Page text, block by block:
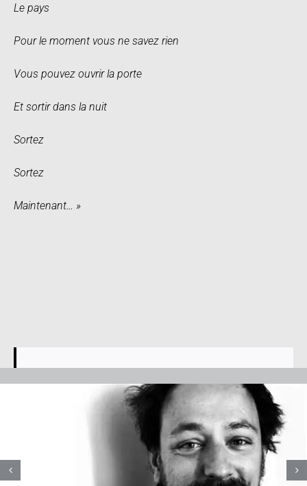
Le pays
Pour le moment vous ne savez rien
Vous pouvez ouvrir la porte
Et sortir dans la nuit
Sortez
Sortez
Maintenant… »